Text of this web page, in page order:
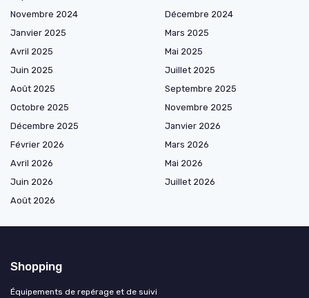
Novembre 2024
Décembre 2024
Janvier 2025
Mars 2025
Avril 2025
Mai 2025
Juin 2025
Juillet 2025
Août 2025
Septembre 2025
Octobre 2025
Novembre 2025
Décembre 2025
Janvier 2026
Février 2026
Mars 2026
Avril 2026
Mai 2026
Juin 2026
Juillet 2026
Août 2026
Shopping
Équipements de repérage et de suivi